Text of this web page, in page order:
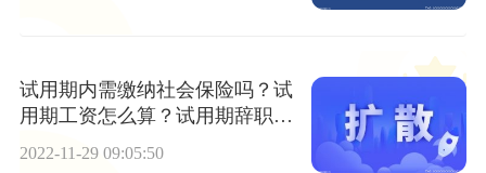
试用期内需缴纳社会保险吗？试
用期工资怎么算？试用期辞职流
2022-11-29 09:05:50